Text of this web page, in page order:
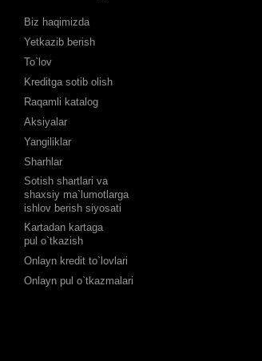
Biz haqimizda
Yetkazib berish
To`lov
Kreditga sotib olish
Raqamli katalog
Aksiyalar
Yangiliklar
Sharhlar
Sotish shartlari va
shaxsiy ma`lumotlarga
ishlov berish siyosati
Kartadan kartaga
pul o`tkazish
Onlayn kredit to`lovlari
Onlayn pul o`tkazmalari